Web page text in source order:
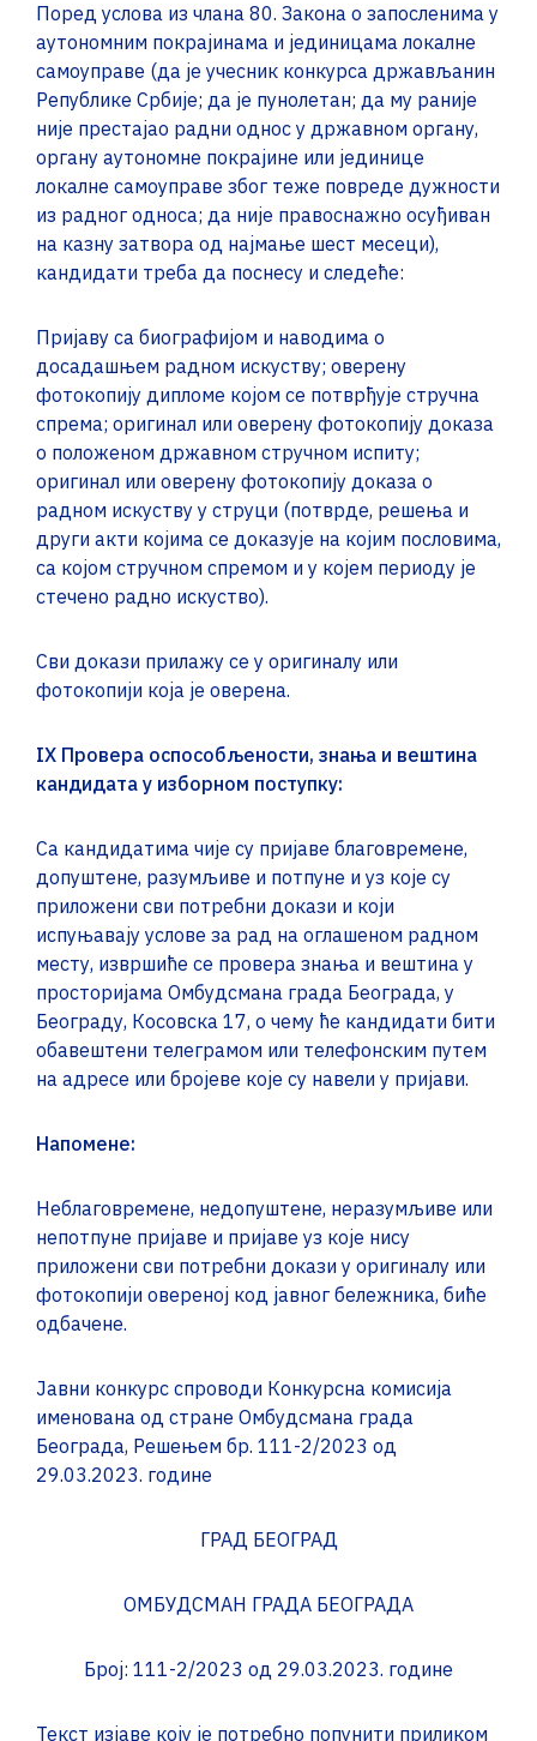
Поред услова из члана 80. Закона о запосленима у
аутономним покрајинама и јединицама локалне
самоуправе (да је учесник конкурса држављанин
Републике Србије; да је пунолетан; да му раније
није престајао радни однос у државном органу,
органу аутономне покрајине или јединице
локалне самоуправе због теже повреде дужности
из радног односа; да није правоснажно осуђиван
на казну затвора од најмање шест месеци),
кандидати треба да поснесу и следеће:
Пријаву са биографијом и наводима о
досадашњем радном искуству; оверену
фотокопију дипломе којом се потврђује стручна
спрема; оригинал или оверену фотокопију доказа
о положеном државном стручном испиту;
оригинал или оверену фотокопију доказа о
радном искуству у струци (потврде, решења и
други акти којима се доказује на којим пословима,
са којом стручном спремом и у којем периоду је
стечено радно искуство).
Сви докази прилажу се у оригиналу или
фотокопији која је оверена.
IX Провера оспособљености, знања и вештина
кандидата у изборном поступку:
Са кандидатима чије су пријаве благовремене,
допуштене, разумљиве и потпуне и уз које су
приложени сви потребни докази и који
испуњавају услове за рад на оглашеном радном
месту, извршиће се провера знања и вештина у
просторијама Омбудсмана града Београда, у
Београду, Косовска 17, о чему ће кандидати бити
обавештени телеграмом или телефонским путем
на адресе или бројеве које су навели у пријави.
Напомене:
Неблаговремене, недопуштене, неразумљиве или
непотпуне пријаве и пријаве уз које нису
приложени сви потребни докази у оригиналу или
фотокопији овереној код јавног бележника, биће
одбачене.
Јавни конкурс спроводи Конкурсна комисија
именована од стране Омбудсмана града
Београда, Решењем бр. 111-2/2023 од
29.03.2023. године
ГРАД БЕОГРАД
ОМБУДСМАН ГРАДА БЕОГРАДА
Број: 111-2/2023 од 29.03.2023. године
Текст изјаве коју је потребно попунити приликом